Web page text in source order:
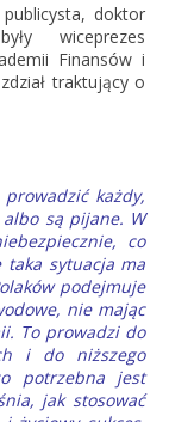
doktor
wiceprezes
Finansów i
traktujący o
każdy,
są pijane. W
co
taka sytuacja ma
podejmuje
nie mając
To prowadzi do
i do niższego
potrzebna jest
jak stosować